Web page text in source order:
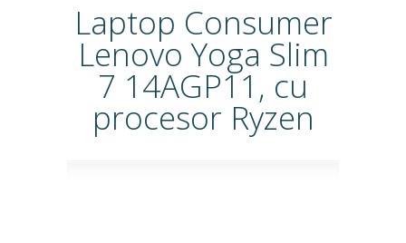
Laptop Consumer
Lenovo Yoga Slim
7 14AGP11, cu
procesor Ryzen